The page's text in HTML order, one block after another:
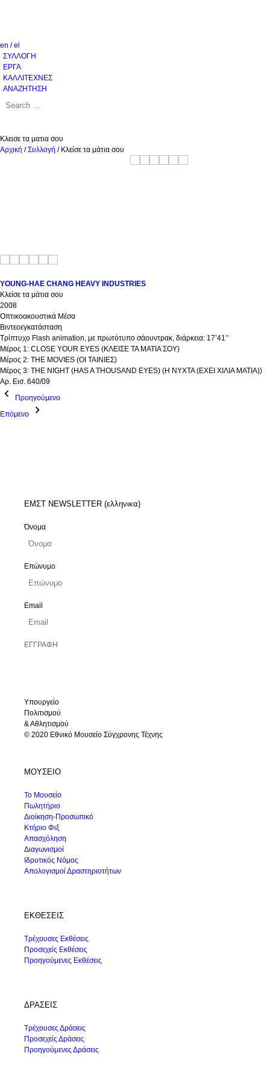
en /el
ΣΥΛΛΟΓΗ
ΕΡΓΑ
ΚΑΛΛΙΤΕΧΝΕΣ
ΑΝΑΖΗΤΗΣΗ
Κλεισε τα ματια σου
Αρχική /Συλλογή / Κλείσε τα μάτια σου
YOUNG-HAE CHANG HEAVY INDUSTRIES
Κλείσε τα μάτια σου
2008
Οπτικοακουστικά Μέσα
Βιντεοεγκατάσταση
Τρίπτυχο Flash animation, με πρωτότυπο σάουντρακ, διάρκεια: 17’41’’
Μέρος 1: CLOSE YOUR EYES (KΛΕΙΣΕ ΤΑ ΜΑΤΙΑ ΣΟΥ)
Μέρος 2: THE MOVIES (OI TAINIEΣ)
Μέρος 3: ΤΗΕ ΝΙGHT (HAS A THOUSAND EYES) (Η ΝΥΧΤΑ (ΕΧΕΙ ΧΙΛΙΑ ΜΑΤΙΑ))
Αρ. Εισ. 640/09
Προηγούμενο
Επόμενο
ΕΜΣΤ NEWSLETTER (ελληνικα)
Όνομα
Επώνυμο
Email
Υπουργείο
Πολιτισμού
& Αθλητισμού
© 2020 Εθνικό Μουσείο Σύγχρονης Τέχνης
ΜΟΥΣΕΙΟ
Το Μουσείο
Πωλητήριο
Διοίκηση-Προσωπικό
Κτήριο Φιξ
Απασχόληση
Διαγωνισμοί
Ιδρυτικός Νόμος
Απολογισμοί Δραστηριοτήτων
ΕΚΘΕΣΕΙΣ
Τρέχουσες Εκθέσεις
Προσεχείς Εκθέσεις
Προηγούμενες Εκθέσεις
ΔΡΑΣΕΙΣ
Τρέχουσες Δράσεις
Προσεχείς Δράσεις
Προηγούμενες Δράσεις